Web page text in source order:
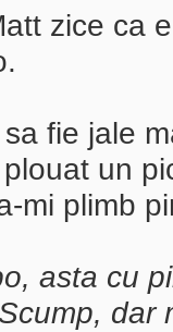
zice ca
fie jale
un
mi plimb
asta cu
dar